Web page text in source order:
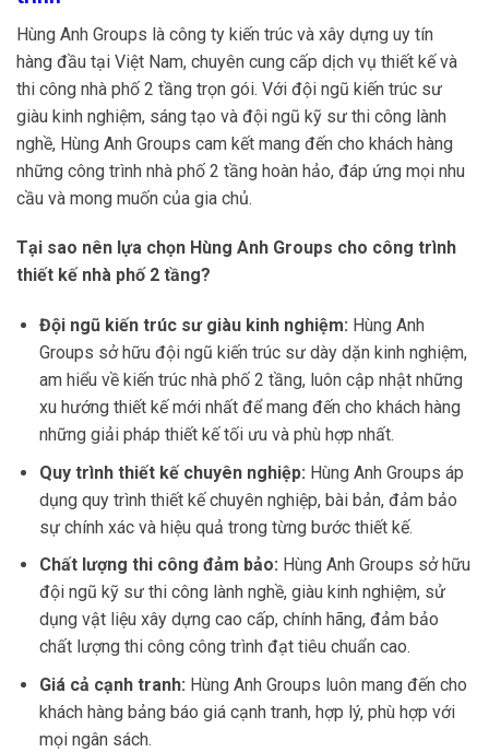
Hùng Anh Groups là công ty kiến trúc và xây dựng uy tín
hàng đầu tại Việt Nam, chuyên cung cấp dịch vụ thiết kế và
thi công nhà phố 2 tầng trọn gói. Với đội ngũ kiến trúc sư
giàu kinh nghiệm, sáng tạo và đội ngũ kỹ sư thi công lành
nghề, Hùng Anh Groups cam kết mang đến cho khách hàng
những công trình nhà phố 2 tầng hoàn hảo, đáp ứng mọi nhu
cầu và mong muốn của gia chủ.
Tại sao nên lựa chọn Hùng Anh Groups cho công trình
thiết kế nhà phố 2 tầng?
Đội ngũ kiến trúc sư giàu kinh nghiệm: Hùng Anh
Groups sở hữu đội ngũ kiến trúc sư dày dặn kinh nghiệm,
am hiểu về kiến trúc nhà phố 2 tầng, luôn cập nhật những
xu hướng thiết kế mới nhất để mang đến cho khách hàng
những giải pháp thiết kế tối ưu và phù hợp nhất.
Quy trình thiết kế chuyên nghiệp: Hùng Anh Groups áp
dụng quy trình thiết kế chuyên nghiệp, bài bản, đảm bảo
sự chính xác và hiệu quả trong từng bước thiết kế.
Chất lượng thi công đảm bảo: Hùng Anh Groups sở hữu
đội ngũ kỹ sư thi công lành nghề, giàu kinh nghiệm, sử
dụng vật liệu xây dựng cao cấp, chính hãng, đảm bảo
chất lượng thi công công trình đạt tiêu chuẩn cao.
Giá cả cạnh tranh: Hùng Anh Groups luôn mang đến cho
khách hàng bảng báo giá cạnh tranh, hợp lý, phù hợp với
mọi ngân sách.